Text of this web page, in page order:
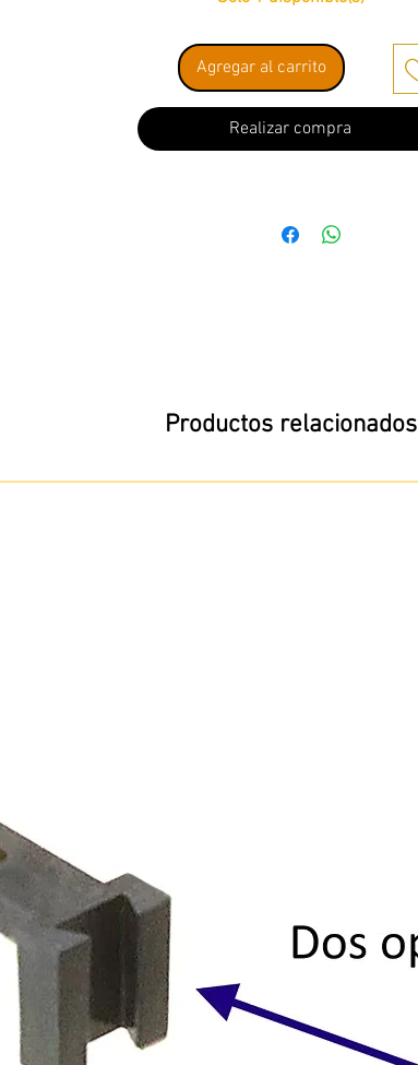
Agregar al carrito
Realizar compra
Productos relacionados